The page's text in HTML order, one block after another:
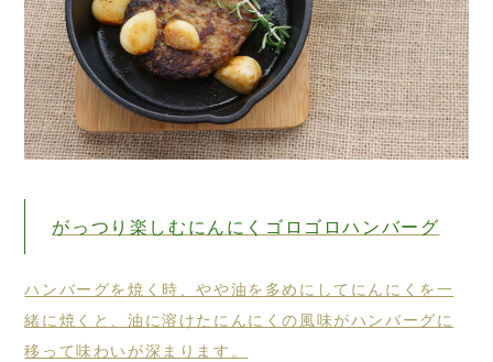
がっつり楽しむにんにくゴロゴロハンバーグ
ハンバーグを焼く時、やや油を多めにしてにんにくを一
緒に焼くと、油に溶けたにんにくの風味がハンバーグに
移って味わいが深まります。